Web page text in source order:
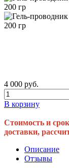
4 000 руб.
В корзину
Стоимость и
доставки,
Описание
Отзывы